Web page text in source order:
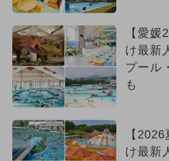
イルミネーション
冬休み 夏休み（
2024年3月のイベント
2026年6月のイベント
アート 2026年4月
【愛
け最新
プール
も
【
け最新